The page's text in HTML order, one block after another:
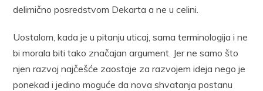
delimično posredstvom Dekarta a ne u celini.
Uostalom, kada je u pitanju uticaj, sama terminologija i ne
bi morala biti tako značajan argument. Jer ne samo što
njen razvoj najčešće zaostaje za razvojem ideja nego je
ponekad i jedino moguće da nova shvatanja postanu